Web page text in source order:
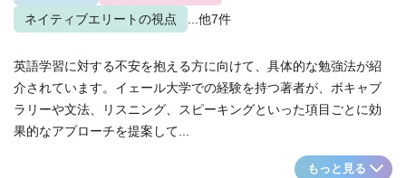
ネイティブエリートの視点
...他7件
英語学習に対する不安を抱える方に向けて、具体的な勉強法が紹
介されています。イェール大学での経験を持つ著者が、ボキャブ
ラリーや文法、リスニング、スピーキングといった項目ごとに効
果的なアプローチを提案して...
もっと見る